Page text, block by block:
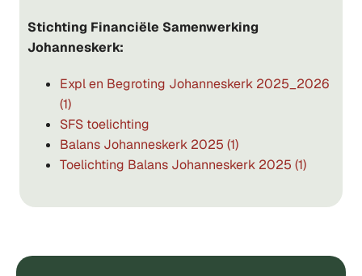
Stichting Financiële Samenwerking
Johanneskerk:
Expl en Begroting Johanneskerk 2025_2026
(1)
SFS toelichting
Balans Johanneskerk 2025 (1)
Toelichting Balans Johanneskerk 2025 (1)